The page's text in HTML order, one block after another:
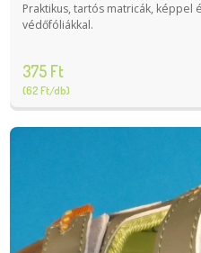
Praktikus, tartós matricák, képpel
védőfóliákkal.
375 Ft
(62 Ft/db)